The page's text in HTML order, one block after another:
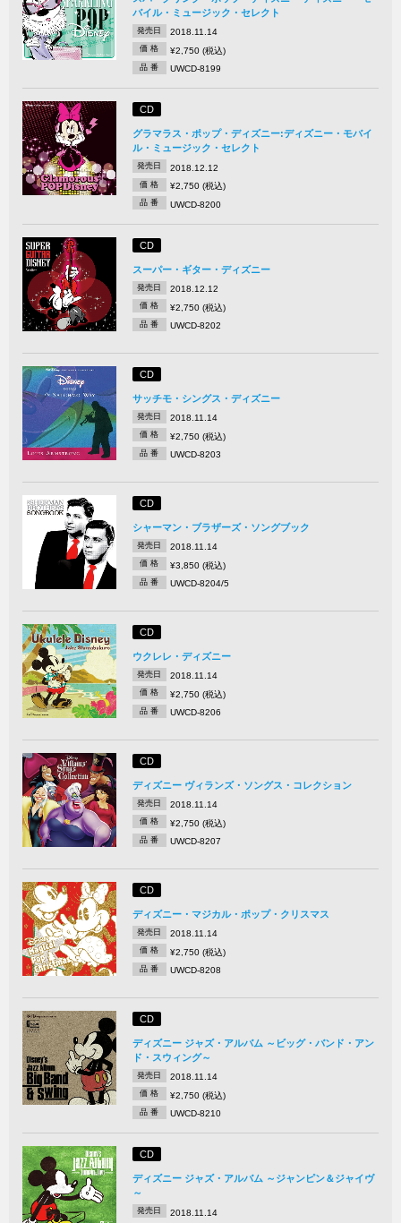
バイル・ミュージック・セレクト
発売日 2018.11.14
価 格 ¥2,750 (税込)
品 番 UWCD-8199
CD
グラマラス・ポップ・ディズニー:ディズニー・モバイ
ル・ミュージック・セレクト
発売日 2018.12.12
価 格 ¥2,750 (税込)
品 番 UWCD-8200
CD
スーパー・ギター・ディズニー
発売日 2018.12.12
価 格 ¥2,750 (税込)
品 番 UWCD-8202
CD
サッチモ・シングス・ディズニー
発売日 2018.11.14
価 格 ¥2,750 (税込)
品 番 UWCD-8203
CD
シャーマン・ブラザーズ・ソングブック
発売日 2018.11.14
価 格 ¥3,850 (税込)
品 番 UWCD-8204/5
CD
ウクレレ・ディズニー
発売日 2018.11.14
価 格 ¥2,750 (税込)
品 番 UWCD-8206
CD
ディズニー ヴィランズ・ソングス・コレクション
発売日 2018.11.14
価 格 ¥2,750 (税込)
品 番 UWCD-8207
CD
ディズニー・マジカル・ポップ・クリスマス
発売日 2018.11.14
価 格 ¥2,750 (税込)
品 番 UWCD-8208
CD
ディズニー ジャズ・アルバム ～ビッグ・バンド・アン
ド・スウィング～
発売日 2018.11.14
価 格 ¥2,750 (税込)
品 番 UWCD-8210
CD
ディズニー ジャズ・アルバム ～ジャンピン＆ジャイヴ
～
発売日 2018.11.14